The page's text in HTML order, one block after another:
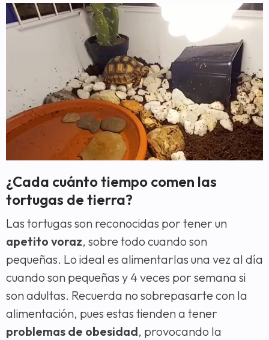
¿Cada cuánto tiempo comen las
tortugas de tierra?
Las tortugas son reconocidas por tener un
apetito voraz, sobre todo cuando son
pequeñas. Lo ideal es alimentarlas una vez al día
cuando son pequeñas y 4 veces por semana si
son adultas. Recuerda no sobrepasarte con la
alimentación, pues estas tienden a tener
problemas de obesidad, provocando la